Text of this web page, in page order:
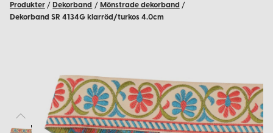
Produkter / Dekorband / Mönstrade dekorband /
Dekorband SR 4134G klarröd/turkos 4.0cm